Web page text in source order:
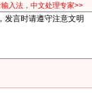
入法，中文处理专家>>